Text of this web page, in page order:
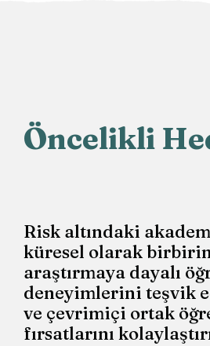
Öncelikli
Risk altındaki
küresel olarak
araştırmaya dayalı
deneyimlerini teşvik
ve çevrimiçi ortak
fırsatlarını